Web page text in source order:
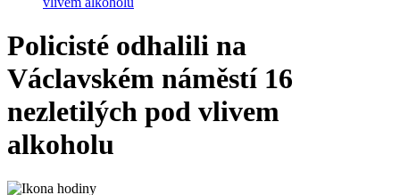
Policisté odhalili na
Václavském náměstí 16
nezletilých pod vlivem
alkoholu